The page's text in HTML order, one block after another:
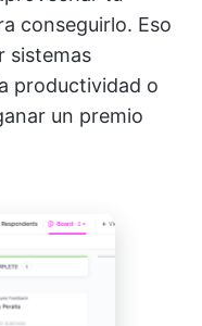
conseguirlo. Eso
sistemas
productividad o
un premio